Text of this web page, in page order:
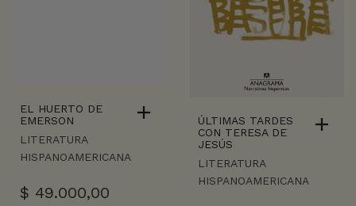
EL HUERTO DE
EMERSON
LITERATURA
HISPANOAMERICANA
$ 49.000,00
ÚLTIMAS TARDES
CON TERESA DE
JESÚS
LITERATURA
HISPANOAMERICANA